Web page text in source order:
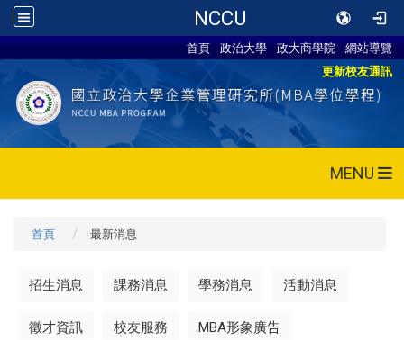
NCCU
首頁 政治大學 政大商學院
網站導覽
更新校友通訊
MENU
首頁 最新消息
招生消息 課務消息 學務消息 活動消息
徵才資訊 校友服務 MBA形象廣告